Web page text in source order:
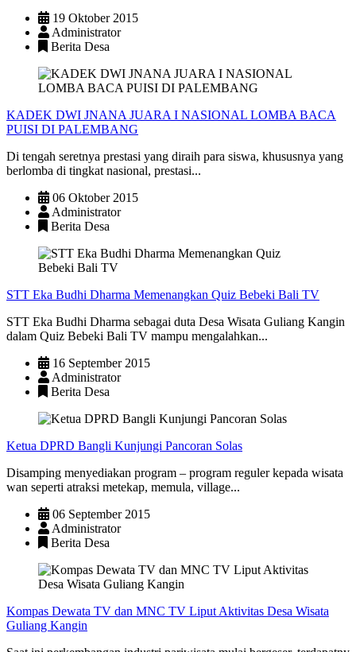
19 Oktober 2015
Administrator
Berita Desa
KADEK DWI JNANA JUARA I NASIONAL LOMBA BACA
PUISI DI PALEMBANG
Di tengah seretnya prestasi yang diraih para siswa, khususnya yang
berlomba di tingkat nasional, prestasi...
06 Oktober 2015
Administrator
Berita Desa
STT Eka Budhi Dharma Memenangkan Quiz Bebeki Bali TV
STT Eka Budhi Dharma sebagai duta Desa Wisata Guliang Kangin
dalam Quiz Bebeki Bali TV mampu mengalahkan...
16 September 2015
Administrator
Berita Desa
Ketua DPRD Bangli Kunjungi Pancoran Solas
Disamping menyediakan program – program reguler kepada wisata
wan seperti atraksi metekap, memula, village...
06 September 2015
Administrator
Berita Desa
Kompas Dewata TV dan MNC TV Liput Aktivitas Desa Wisata
Guliang Kangin